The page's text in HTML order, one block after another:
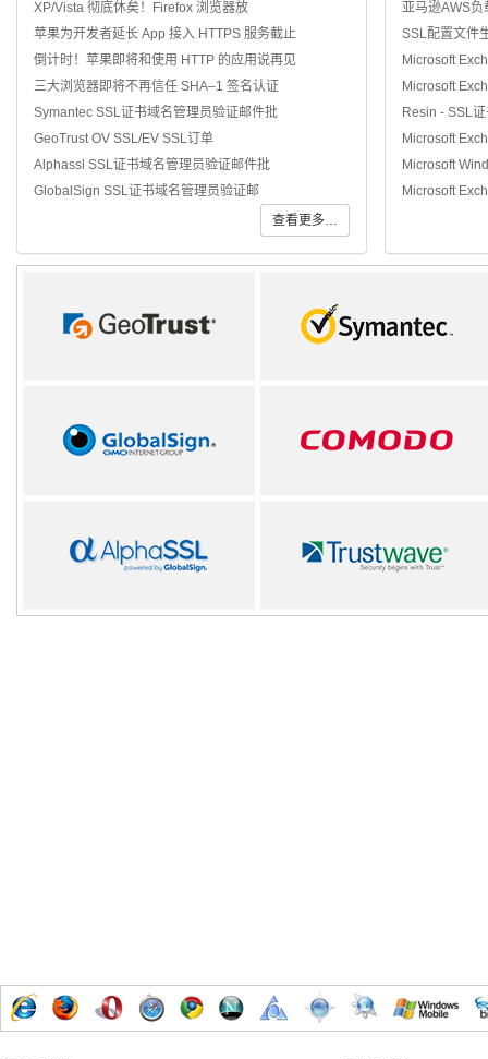
XP/Vista 彻底休矣！Firefox 浏览器放
苹果为开发者延长 App 接入 HTTPS 服务截止
倒计时！苹果即将和使用 HTTP 的应用说再见
三大浏览器即将不再信任 SHA–1 签名认证
Symantec SSL证书域名管理员验证邮件批
GeoTrust OV SSL/EV SSL订单
Alphassl SSL证书域名管理员验证邮件批
GlobalSign SSL证书域名管理员验证邮
查看更多…
亚马逊AWS
SSL配置文件
Microsoft
Microsoft
Resin - SSL
Microsoft
Microsoft
Microsoft